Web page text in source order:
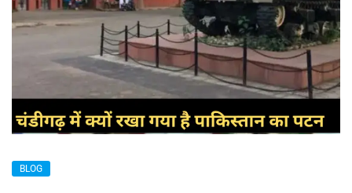
BLOG